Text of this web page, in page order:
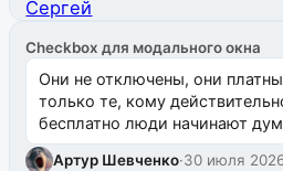
Checkbox для модального окна
Они не отключены, они
только те, кому
бесплатно люди начинают
Артур Шевченко·30 июля